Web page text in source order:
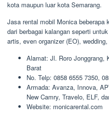
kota maupun luar kota Semarang.
Jasa rental mobil Monica beberapa
dari berbagai kalangan seperti
artis, even organizer (EO),
Alamat: Jl. Roro Jonggrang,
Barat
No. Telp: 0858 6555 7350,
Armada: Avanza, Innova,
New Camry, Travelo, ELF,
Website: monicarental.com